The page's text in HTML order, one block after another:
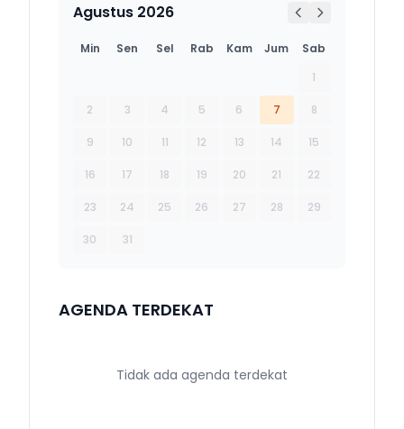
Agustus 2026
Min Sen Sel Rab Kam Jum
Sab
1
2 3 4 5 6 7 8
9 10 11 12 13 14 15
16 17 18 19 20 21 22
23 24 25 26 27 28 29
30 31
AGENDA TERDEKAT
Tidak ada agenda terdekat